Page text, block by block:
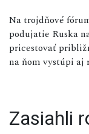
Na trojdňové
podujatie Ruska
pricestovať
na ňom vystúpi aj
Zasiahli